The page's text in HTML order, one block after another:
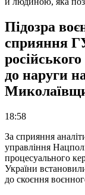
Підозра
сприяння
до наруги
18:58
За сприяння
управління
процесуального
України
до скоєння